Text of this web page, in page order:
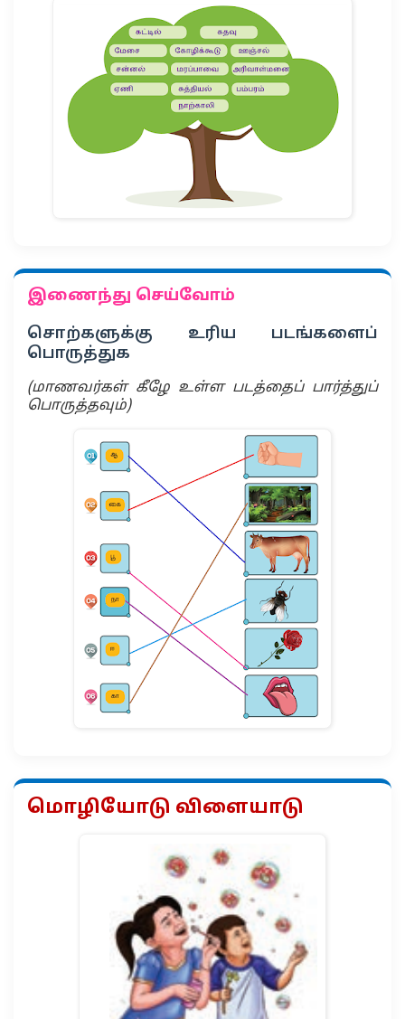
இணைந்து செய்வோம்
சொற்களுக்கு உரிய படங்களைப்
பொருத்துக
(மாணவர்கள் கீழே உள்ள படத்தைப் பார்த்துப்
பொருத்தவும்)
மொழியோடு விளையாடு